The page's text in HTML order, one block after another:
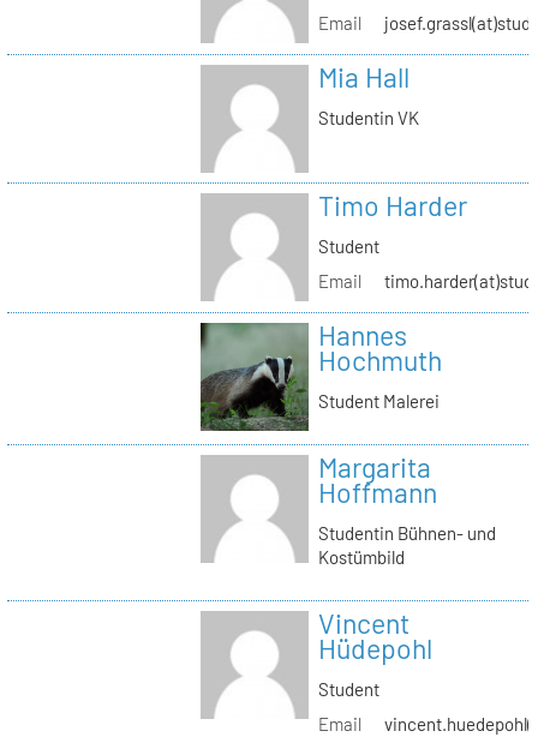
Email
Mia Hall
Studentin VK
Timo Harder
Student
Email
Hannes
Hochmuth
Student Malerei
Margarita
Hoffmann
Studentin Bühnen- und
Kostümbild
Vincent
Hüdepohl
Student
Email